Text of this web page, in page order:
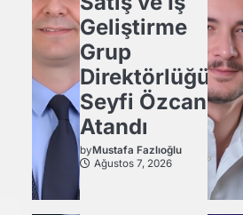
Geliştirme
Grup
Direktörlüğü’ne
Seyfi Özcan
Atandı
byMustafa Fazlıoğlu
Ağustos 7, 2026